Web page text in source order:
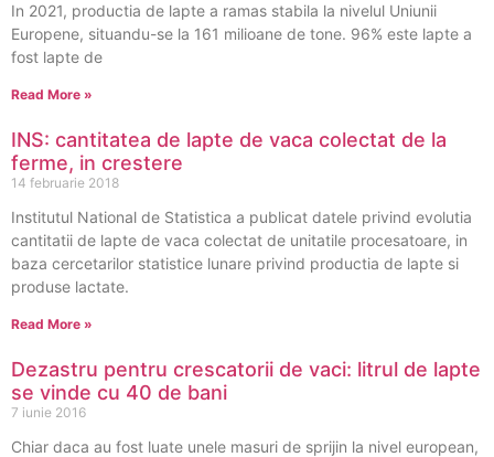
In 2021, productia de lapte a ramas stabila la nivelul Uniunii
Europene, situandu-se la 161 milioane de tone. 96% este lapte a
fost lapte de
Read More »
INS: cantitatea de lapte de vaca colectat de la
ferme, in crestere
14 februarie 2018
Institutul National de Statistica a publicat datele privind evolutia
cantitatii de lapte de vaca colectat de unitatile procesatoare, in
baza cercetarilor statistice lunare privind productia de lapte si
produse lactate.
Read More »
Dezastru pentru crescatorii de vaci: litrul de lapte
se vinde cu 40 de bani
7 iunie 2016
Chiar daca au fost luate unele masuri de sprijin la nivel european,